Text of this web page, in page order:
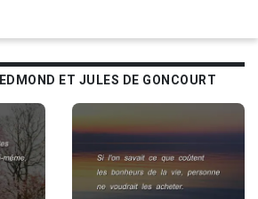
ET JULES DE GONCOURT